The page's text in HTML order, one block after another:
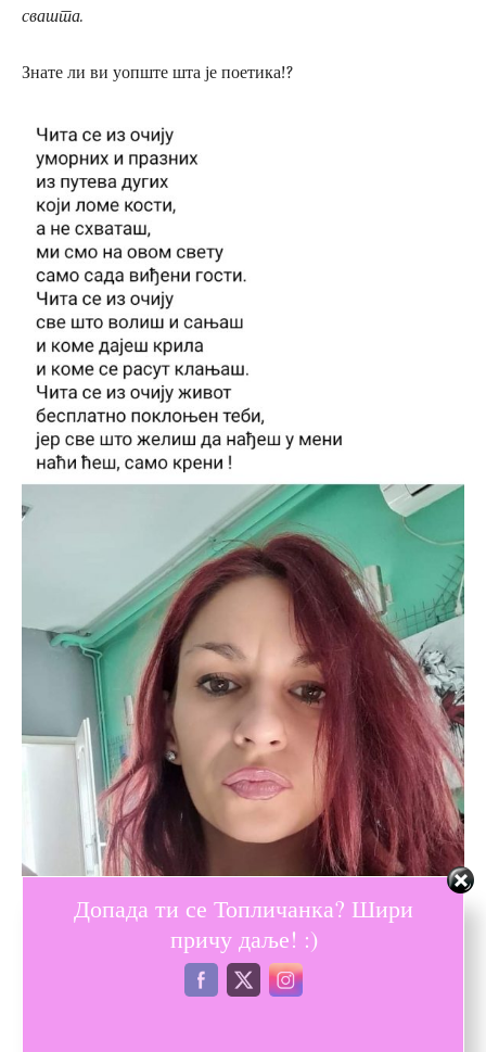
свашта.
Знате ли ви уопште шта је поетика!?
Поетика је наука, која се не савладава и не учи. Она се рађа
као новорођенче и расте као дете, прелазећи из једне фазе у
Допада ти се Топличанка? Шири
причу даље! :)